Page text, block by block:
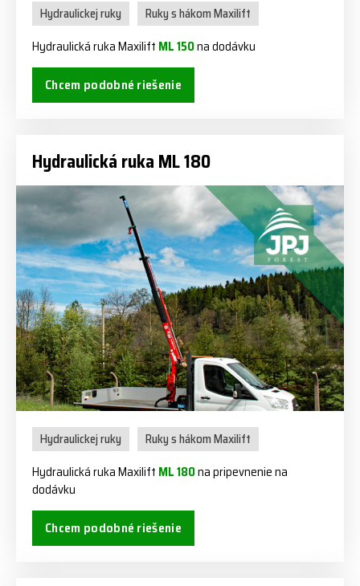
Hydraulickej ruky
Ruky s hákom Maxilift
Hydraulická ruka Maxilift ML 150na dodávku
Chcem podobné riešenie
Hydraulická ruka ML 180
Hydraulickej ruky
Ruky s hákom Maxilift
Hydraulická ruka Maxilift ML 180na pripevnenie na
dodávku
Chcem podobné riešenie